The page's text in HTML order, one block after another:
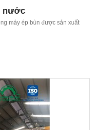
nước
máy ép bùn được sản xuất